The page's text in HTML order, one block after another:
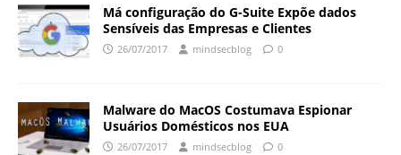
Má configuração do G-Suite Expõe dados
Sensíveis das Empresas e Clientes
26/07/2017 mindsecblog 0
Malware do MacOS Costumava Espionar
Usuários Domésticos nos EUA
26/07/2017 mindsecblog 0